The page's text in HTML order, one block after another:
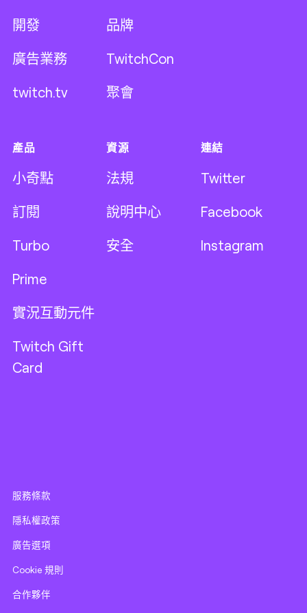
開發
廣告業務
twitch.tv
品牌
TwitchCon
聚會
產品
小奇點
訂閱
Turbo
Prime
實況互動元件
Twitch Gift
Card
資源
法規
說明中心
安全
連結
Twitter
Facebook
Instagram
服務條款
隱私權政策
廣告選項
Cookie 規則
合作夥伴